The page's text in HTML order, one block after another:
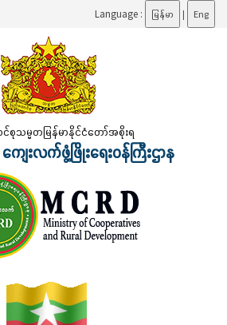
Language : မြန်မာ | Eng
စုသမ္မတမြန်မာနိုင်ငံတော်အစိုးရ
ေးလက်ဖွံ့ဖြိုးရေးဝန်ကြီးဌာန